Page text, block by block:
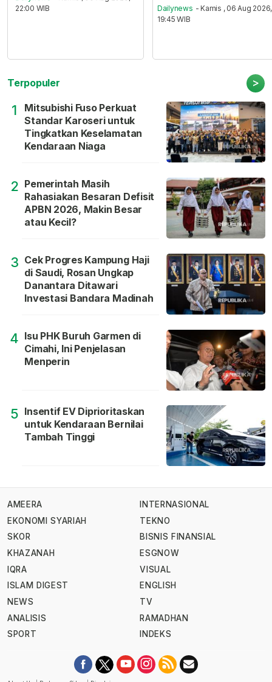
22:00 WIB
Dailynews - Kamis , 06 Aug 2026,
19:45 WIB
Terpopuler >
1
Mitsubishi Fuso Perkuat
Standar Karoseri untuk
Tingkatkan Keselamatan
Kendaraan Niaga
2 Pemerintah Masih
Rahasiakan Besaran Defisit
APBN 2026, Makin Besar
atau Kecil?
3 Cek Progres Kampung Haji
di Saudi, Rosan Ungkap
Danantara Ditawari
Investasi Bandara Madinah
4 Isu PHK Buruh Garmen di
Cimahi, Ini Penjelasan
Menperin
5 Insentif EV Diprioritaskan
untuk Kendaraan Bernilai
Tambah Tinggi
AMEERA
EKONOMI SYARIAH
SKOR
KHAZANAH
IQRA
ISLAM DIGEST
NEWS
ANALISIS
SPORT
INTERNASIONAL
TEKNO
BISNIS FINANSIAL
ESGNOW
VISUAL
ENGLISH
TV
RAMADHAN
INDEKS